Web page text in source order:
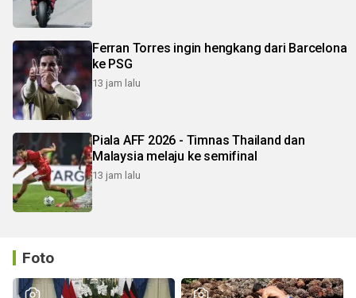
Ferran Torres ingin hengkang dari Barcelona
ke PSG
13 jam lalu
Piala AFF 2026 - Timnas Thailand dan
Malaysia melaju ke semifinal
13 jam lalu
Foto